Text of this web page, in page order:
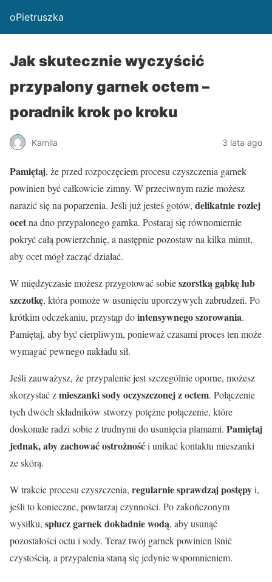
oPietruszka
Jak skutecznie wyczyścić
przypalony garnek octem –
poradnik krok po kroku
Kamila 3 lata ago
Pamiętaj, że przed rozpoczęciem procesu czyszczenia garnek
powinien być całkowicie zimny. W przeciwnym razie możesz
narazić się na poparzenia. Jeśli już jesteś gotów, delikatnie rozlej
ocetna dno przypalonego garnka. Postaraj się równomiernie
pokryć całą powierzchnię, a następnie pozostaw na kilka minut,
aby ocet mógł zacząć działać.
W międzyczasie możesz przygotować sobieszorstką gąbkę lub
szczotkę, która pomoże w usunięciu uporczywych zabrudzeń. Po
krótkim odczekaniu, przystąp dointensywnego szorowania.
Pamiętaj, aby być cierpliwym, ponieważ czasami proces ten może
wymagać pewnego nakładu sił.
Jeśli zauważysz, że przypalenie jest szczególnie oporne, możesz
skorzystać zmieszanki sody oczyszczonej z octem. Połączenie
tych dwóch składników stworzy potężne połączenie, które
doskonale radzi sobie z trudnymi do usunięcia plamami. Pamiętaj
jednak, aby zachować ostrożnośći unikać kontaktu mieszanki
ze skórą.
W trakcie procesu czyszczenia, regularnie sprawdzaj postępyi,
jeśli to konieczne, powtarzaj czynności. Po zakończonym
wysiłku, spłucz garnek dokładnie wodą, aby usunąć
pozostałości octu i sody. Teraz twój garnek powinien lśnić
czystością, a przypalenia staną się jedynie wspomnieniem.